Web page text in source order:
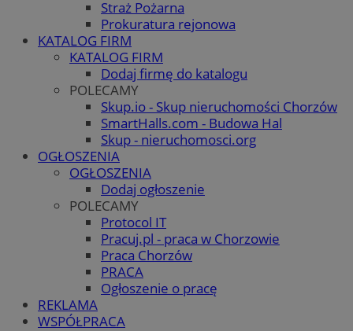
Straż Pożarna
Prokuratura rejonowa
KATALOG FIRM
KATALOG FIRM
Dodaj firmę do katalogu
POLECAMY
Skup.io - Skup nieruchomości Chorzów
SmartHalls.com - Budowa Hal
Skup - nieruchomosci.org
OGŁOSZENIA
OGŁOSZENIA
Dodaj ogłoszenie
POLECAMY
Protocol IT
Pracuj.pl - praca w Chorzowie
Praca Chorzów
PRACA
Ogłoszenie o pracę
REKLAMA
WSPÓŁPRACA